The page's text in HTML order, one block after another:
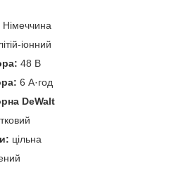
Німеччина
іонний
48 В
6 А·год
DeWalt
цільна